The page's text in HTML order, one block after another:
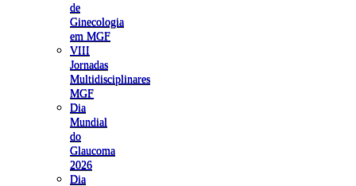
de
Ginecologia
em MGF
VIII
Jornadas
Multidisciplinares
MGF
Dia
Mundial
do
Glaucoma
2026
Dia